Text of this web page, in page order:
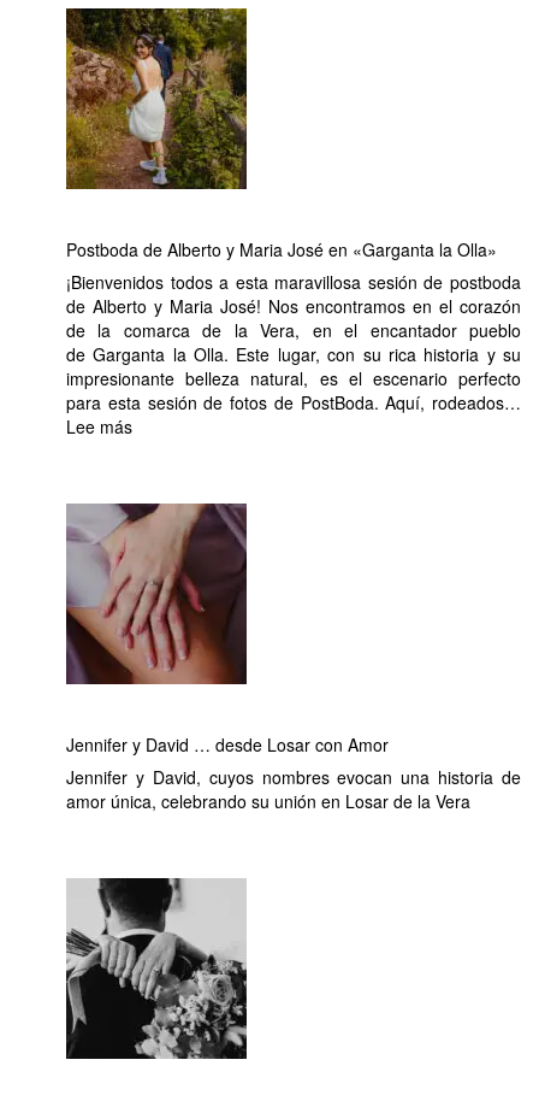
Postboda de Alberto y Maria José en «Garganta la Olla»
¡Bienvenidos todos a esta maravillosa sesión de postboda
de Alberto y Maria José! Nos encontramos en el corazón
de la comarca de la Vera, en el encantador pueblo
de Garganta la Olla. Este lugar, con su rica historia y su
impresionante belleza natural, es el escenario perfecto
para esta sesión de fotos de PostBoda. Aquí, rodeados…
Lee más:
y
Maria
José
en
«Garganta
la
Olla»
Jennifer y David … desde Losar con Amor
Jennifer y David, cuyos nombres evocan una historia de
amor única, celebrando su unión en Losar de la Vera